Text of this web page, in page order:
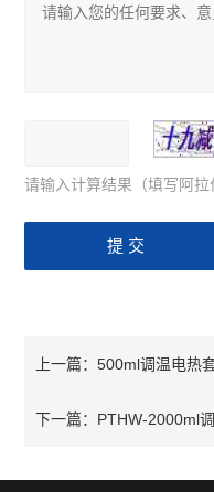
请输入计算结果（填写阿
上一篇：500ml调温电热
下一篇： PTHW-2000ml